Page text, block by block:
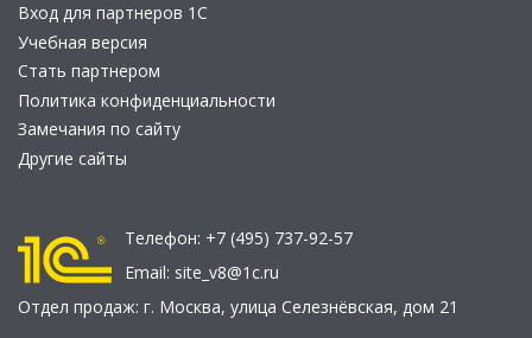
Вход для партнеров 1С
Учебная версия
Стать партнером
Политика конфиденциальности
Замечания по сайту
Другие сайты
Телефон: +7 (495) 737-92-57
Email: site_v8@1c.ru
Отдел продаж: г. Москва, улица Селезнёвская, дом 21